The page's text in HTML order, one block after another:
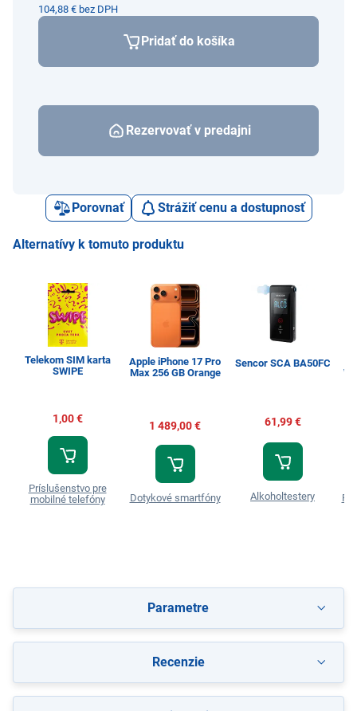
104,88 € bez DPH
Pridať do košíka
Rezervovať v predajni
Porovnať Strážiť cenu a dostupnosť
Alternatívy k tomuto produktu
Telekom SIM karta
SWIPE
1,00 €
Príslušenstvo pre
mobilné telefóny
Apple iPhone 17 Pro
Max 256 GB Orange
1 489,00 €
Dotykové smartfóny
Sencor SCA BA50FC
61,99 €
Alkoholtestery
Parametre
Recenzie